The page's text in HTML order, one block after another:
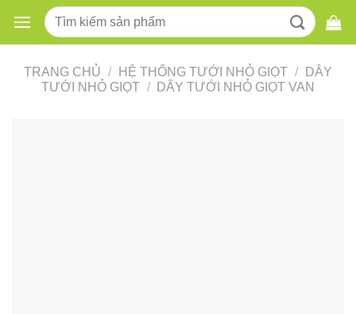
content
Tìm
kiếm:
TRANG CHỦ / HỆ THỐNG TƯỚI NHỎ GIỌT /
DÂY
TƯỚI NHỎ GIỌT / DÂY TƯỚI NHỎ GIỌT VAN